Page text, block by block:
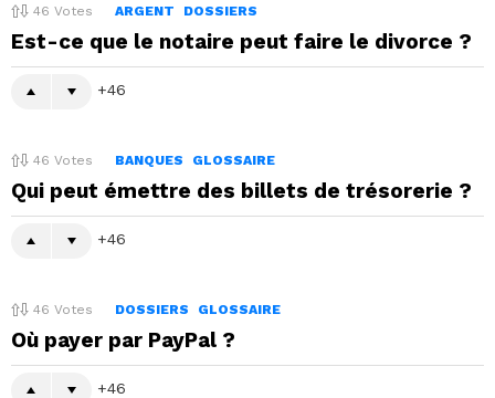
46 Votes ARGENT DOSSIERS
Est-ce que le notaire peut faire le divorce ?
46
46 Votes BANQUES GLOSSAIRE
Qui peut émettre des billets de trésorerie ?
46
46 Votes DOSSIERS GLOSSAIRE
Où payer par PayPal ?
46